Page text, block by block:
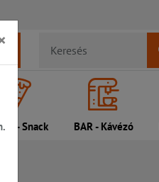
- Snack BAR - Kávézó